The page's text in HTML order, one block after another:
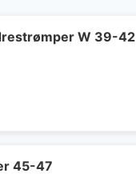
W 39-42
45-47